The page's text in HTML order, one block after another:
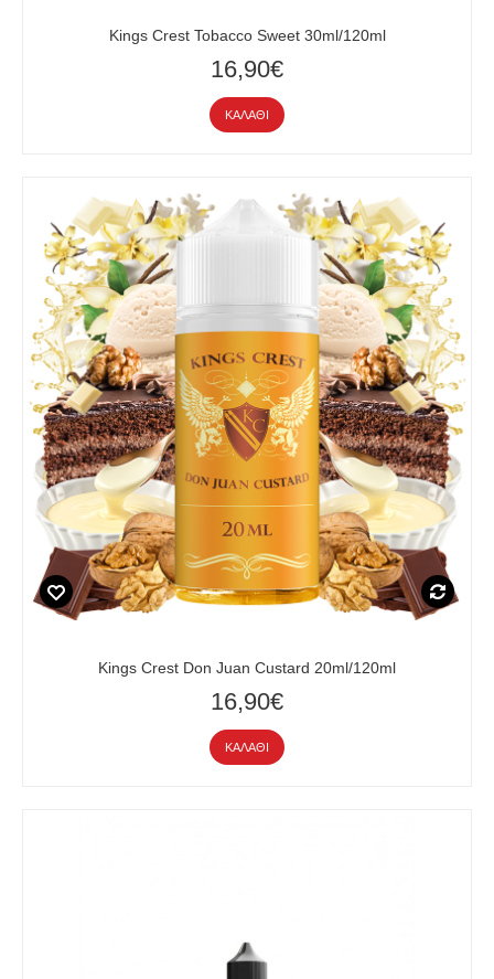
Kings Crest Tobacco Sweet 30ml/120ml
16,90€
ΚΑΛΆΘΙ
Kings Crest Don Juan Custard 20ml/120ml
16,90€
ΚΑΛΆΘΙ